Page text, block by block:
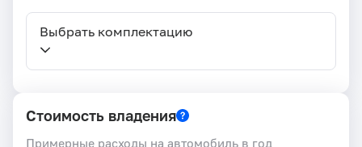
Выбрать комплектацию
Стоимость владения
Примерные расходы на автомобиль в год